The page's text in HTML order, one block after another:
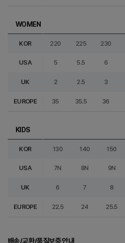
WOMEN
KOR 220 225 230
USA 5 5.5 6
UK 2 2.5 3
EUROPE 35 35.5 36
KIDS
KOR 130 140 150
USA 7N 8N 9N
UK 6 7 8
EUROPE 22.5 24 25.5